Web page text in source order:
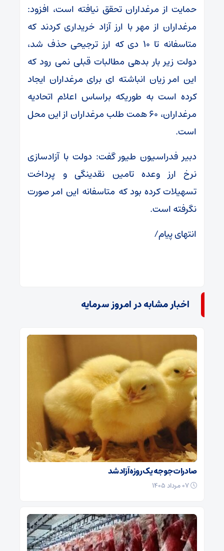
حمایت از مرغداران تحقق نیافته است، افزود:
مرغداران از مهر با ارز آزاد خریداری کردند که
متاسفانه تا ۱۰ دی که ارز ترجیحی حذف شد،
دولت زیر بار بدهی مطالبات قبلی نمی رود که
این امر زیان انباشته ای برای مرغداران ایجاد
کرده است به طوریکه براساس اعلام اتحادیه
مرغداران، ۶۰ همت طلب مرغداران از این محل
است.
دبیر فدراسیون طیور گفت: دولت با آزادسازی
نرخ ارز وعده تامین نقدینگی و پرداخت
تسهیلات کرده بود که متاسفانه این امر صورت
نگرفته است.
انتهای پیام/
اخبار مشابه در امروز سرمایه
صادرات جوجه یک روزه آزاد شد